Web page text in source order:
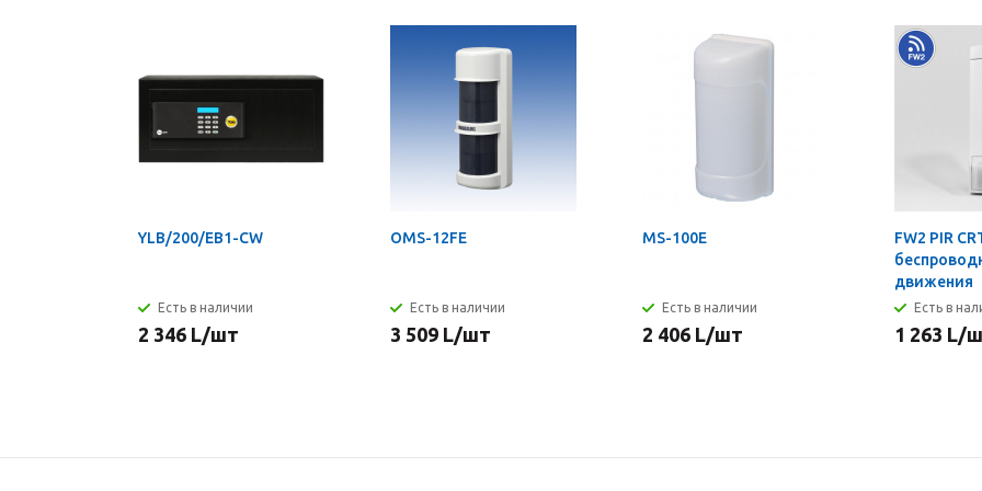
YLB/200/EB1-CW
Есть в наличии
2 346 L/шт
OMS-12FE
Есть в наличии
3 509 L/шт
MS-100E
Есть в наличии
2 406 L/шт
FW2 PIR
движения
Есть в
1 263 L/